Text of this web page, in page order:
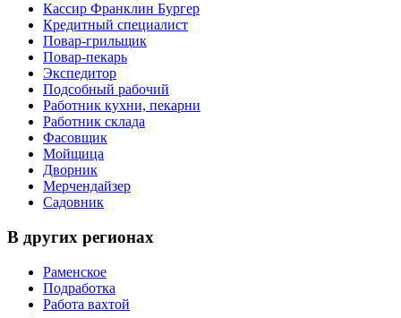
Кассир Франклин Бургер
Кредитный специалист
Повар-грильщик
Повар-пекарь
Экспедитор
Подсобный рабочий
Работник кухни, пекарни
Работник склада
Фасовщик
Мойщица
Дворник
Мерчендайзер
Садовник
В других регионах
Раменское
Подработка
Работа вахтой